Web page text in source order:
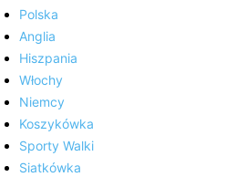
Polska
Anglia
Hiszpania
Włochy
Niemcy
Koszykówka
Sporty Walki
Siatkówka